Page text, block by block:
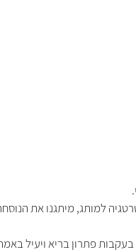
פתרון בריא ויעיל